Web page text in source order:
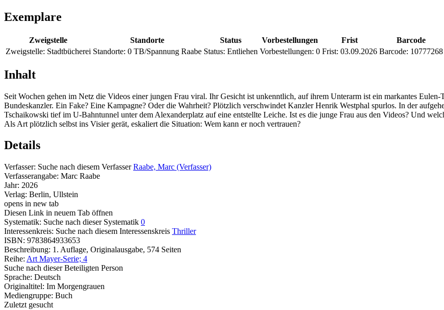
Exemplare
Zweigstelle Standorte Status Vorbestellungen Frist
Barcode
Zweigstelle: Stadtbücherei Standorte: 0 TB/Spannung Raabe Status: Entliehen Vorbestellungen: 0 Frist: 03.09.2026 Barcode: 10777268
Inhalt
Seit Wochen gehen im Netz die Videos einer jungen Frau viral. Ihr Gesicht ist unkenntlich, auf ihrem Unterarm ist ein markantes
Bundeskanzler. Ein Fake? Eine Kampagne? Oder die Wahrheit? Plötzlich verschwindet Kanzler Henrik Westphal spurlos. In der
Tschaikowski tief im U-Bahntunnel unter dem Alexanderplatz auf eine entstellte Leiche. Ist es die junge Frau aus den Videos? Und
Als Art plötzlich selbst ins Visier gerät, eskaliert die Situation: Wem kann er noch vertrauen?
Details
Verfasser: Suche nach diesem Verfasser Raabe, Marc (Verfasser)
Verfasserangabe: Marc Raabe
Jahr: 2026
Verlag: Berlin, Ullstein
opens in new tab
Diesen Link in neuem Tab öffnen
Systematik: Suche nach dieser Systematik 0
Interessenkreis: Suche nach diesem Interessenskreis Thriller
ISBN: 9783864933653
Beschreibung: 1. Auflage, Originalausgabe, 574 Seiten
Reihe: Art Mayer-Serie; 4
Suche nach dieser Beteiligten Person
Sprache: Deutsch
Originaltitel: Im Morgengrauen
Mediengruppe: Buch
Zuletzt gesucht